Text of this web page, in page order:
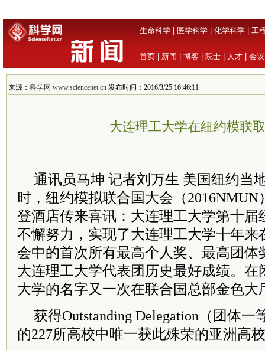
生命科学 医学科学 化学科学 工
首页 新闻 博客 院士 人才 会议
来源： 科学网 www.sciencenet.cn 发布时间：2016/3/25 16:46:11
大连理工大学在纽约模联
通讯员马坤 记者刘万生 美国纽约当
时，纽约模拟联合国大会（
登酒店传来喜讯：大连理工大学第十届
不懈努力，实现了大连理工大学十年来
会中的首次所有最高个人奖、最高团体
大连理工大学代表团历史最好成绩。在
大学的名字又一次在联合国总部金色
获得Outstanding Delegation（团体
的227所高校中唯一获此殊荣的亚洲高